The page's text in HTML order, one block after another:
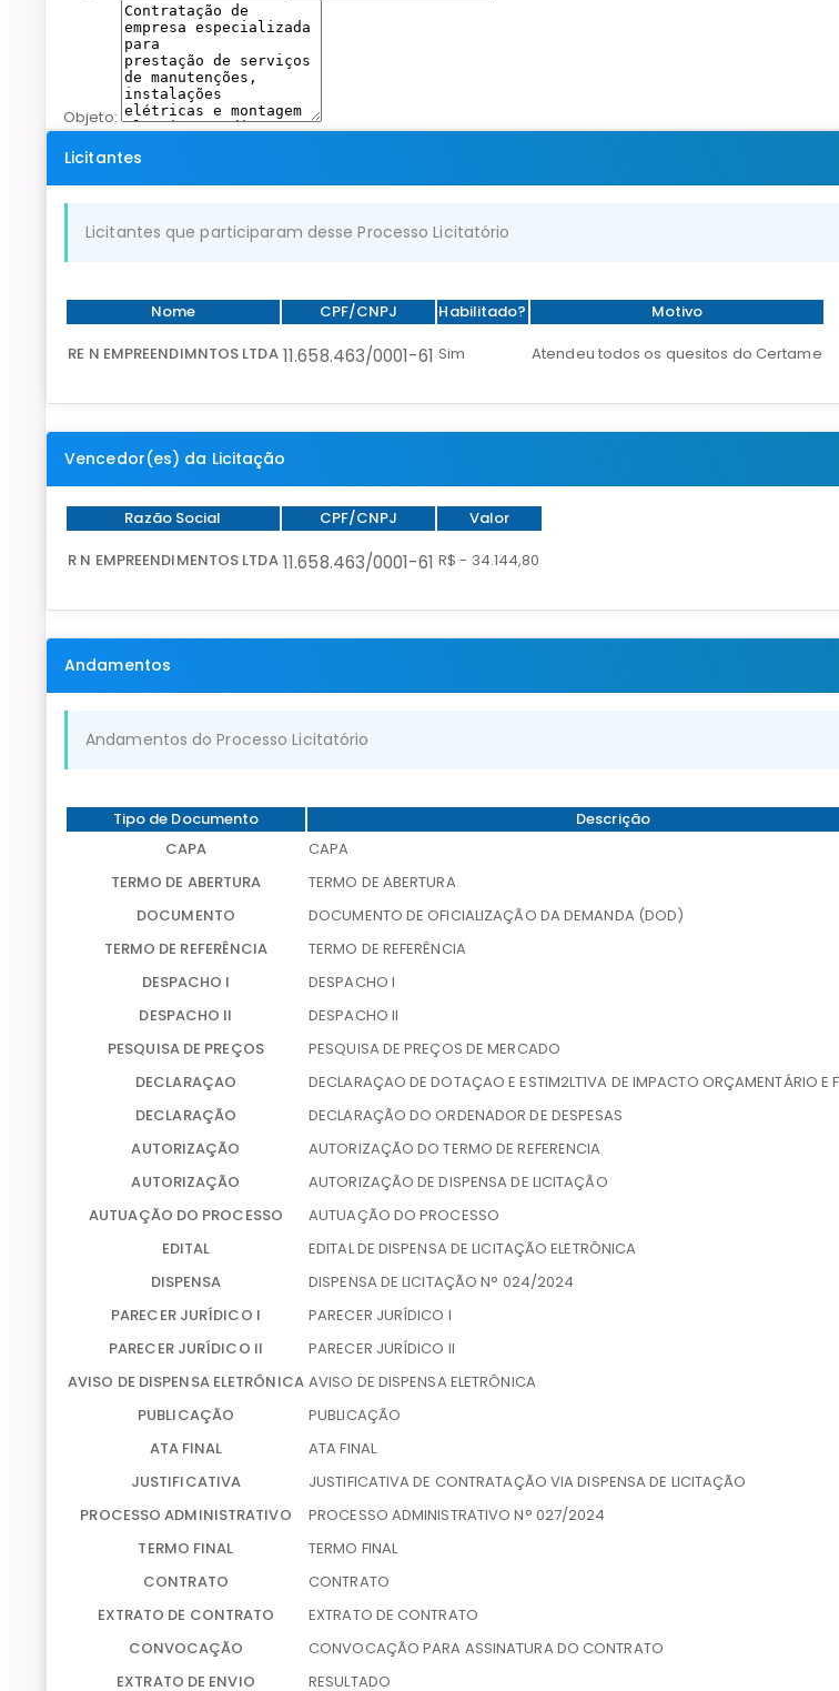
Objeto:
Licitantes
Licitantes que participaram desse Processo Licitatório
Nome CPF/CNPJ Habilitado?
Motivo
RE N EMPREENDIMNTOS LTDA 11.658.463/0001-61 Sim Atendeu todos os quesitos do Certame
Vencedor(es) da Licitação
Razão Social CPF/CNPJ
Valor
R N EMPREENDIMENTOS LTDA 11.658.463/0001-61 R$ - 34.144,80
Andamentos
Andamentos do Processo Licitatório
Tipo de Documento Descrição
CAPA
CAPA
TERMO DE ABERTURA
TERMO DE ABERTURA
DOCUMENTO
DOCUMENTO DE OFICIALIZAÇÃO DA DEMANDA (DOD)
TERMO DE REFERÊNCIA
TERMO DE REFERÊNCIA
DESPACHO I
DESPACHO I
DESPACHO II
DESPACHO II
PESQUISA DE PREÇOS
PESQUISA DE PREÇOS DE MERCADO
DECLARAÇAO
DECLARAÇAO DE DOTAÇAO E ESTIM2LT1VA DE IMPACTO ORÇAMENTÁRIO E
DECLARAÇÃO
DECLARAÇÃO DO ORDENADOR DE DESPESAS
AUTORIZAÇÃO
AUTORIZAÇÃO DO TERMO DE REFERENCIA
AUTORIZAÇÃO
AUTORIZAÇÃO DE DISPENSA DE LICITAÇÃO
AUTUAÇÃO DO PROCESSO
AUTUAÇÃO DO PROCESSO
EDITAL
EDITAL DE DISPENSA DE LICITAÇÃO ELETRÔNICA
DISPENSA
DISPENSA DE LICITAÇÃO N° 024/2024
PARECER JURÍDICO I
PARECER JURÍDICO I
PARECER JURÍDICO II
PARECER JURÍDICO II
AVISO DE DISPENSA ELETRÔNICA AVISO DE DISPENSA ELETRÔNICA
PUBLICAÇÃO
PUBLICAÇÃO
ATA FINAL
ATA FINAL
JUSTIFICATIVA
JUSTIFICATIVA DE CONTRATAÇÃO VIA DISPENSA DE LICITAÇÃO
PROCESSO ADMINISTRATIVO
PROCESSO ADMINISTRATIVO N° 027/2024
TERMO FINAL
TERMO FINAL
CONTRATO
CONTRATO
EXTRATO DE CONTRATO
EXTRATO DE CONTRATO
CONVOCAÇÃO
CONVOCAÇÃO PARA ASSINATURA DO CONTRATO
EXTRATO DE ENVIO
RESULTADO